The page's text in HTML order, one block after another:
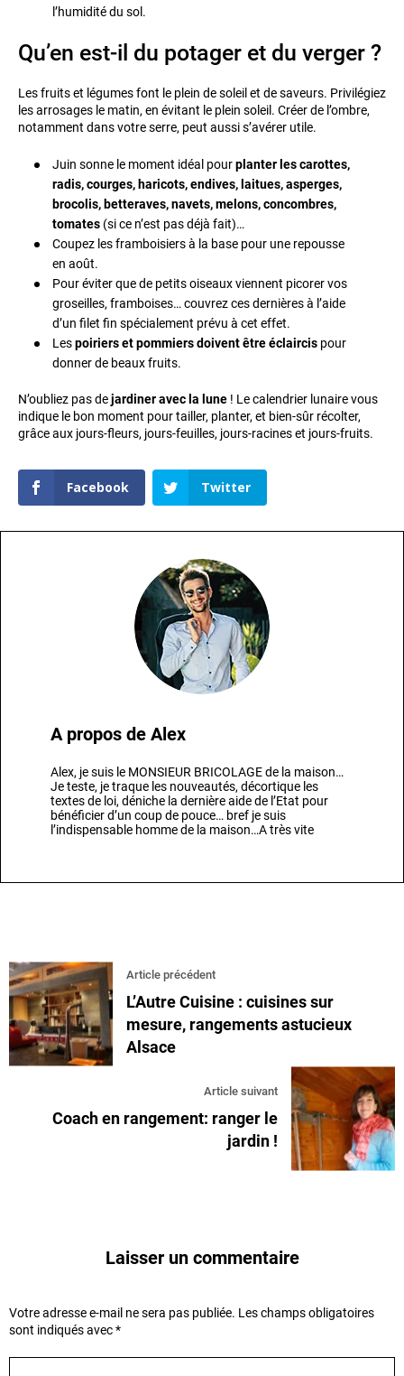
l’humidité du sol.
Qu’en est-il du potager et du verger ?
Les fruits et légumes font le plein de soleil et de saveurs. Privilégiez
les arrosages le matin, en évitant le plein soleil. Créer de l’ombre,
notamment dans votre serre, peut aussi s’avérer utile.
Juin sonne le moment idéal pourplanter les carottes,
radis, courges, haricots, endives, laitues, asperges,
brocolis, betteraves, navets, melons, concombres,
tomates (si ce n’est pas déjà fait)…
Coupez les framboisiers à la base pour une repousse
en août.
Pour éviter que de petits oiseaux viennent picorer vos
groseilles, framboises… couvrez ces dernières à l’aide
d’un filet fin spécialement prévu à cet effet.
Lespoiriers et pommiers doivent être éclaircis pour
donner de beaux fruits.
N’oubliez pas dejardiner avec la lune ! Le calendrier lunaire vous
indique le bon moment pour tailler, planter, et bien-sûr récolter,
grâce aux jours-fleurs, jours-feuilles, jours-racines et jours-fruits.
Facebook Twitter
A propos de Alex
Alex, je suis le MONSIEUR BRICOLAGE de la maison…
Je teste, je traque les nouveautés, décortique les
textes de loi, déniche la dernière aide de l’Etat pour
bénéficier d’un coup de pouce… bref je suis
l’indispensable homme de la maison…A très vite
Article précédent
L’Autre Cuisine : cuisines sur
mesure, rangements astucieux
Alsace
Article suivant
Coach en rangement: ranger le
jardin !
Laisser un commentaire
Votre adresse e-mail ne sera pas publiée. Les champs obligatoires
sont indiqués avec*